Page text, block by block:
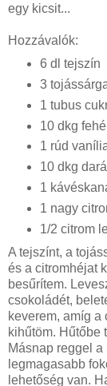
egy kicsit...
Hozzávalók:
6 dl tejszín
3
1 tubus
10 dkg
1 rúd
10 dkg
1
1 nagy
1/2 citrom
A tejszínt, a
és a citromhéjat
besűrítem.
csokoládét,
keverem, amíg a
kihűtöm. Hűtőbe
Másnap reggel
legmagasabb
lehetőség van.